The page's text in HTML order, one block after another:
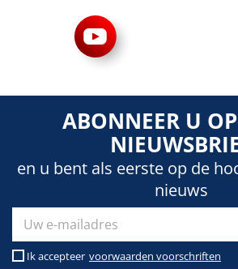
ABONNEER U
en u bent als eerste op de
nieuws
Ik accepteer voorwaarden voorschriften